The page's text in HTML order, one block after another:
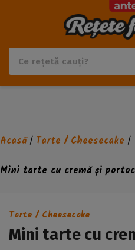
Acasă/ Tarte / Cheesecake /
Mini tarte cu cremă și
Tarte / Cheesecake
Mini tarte cu